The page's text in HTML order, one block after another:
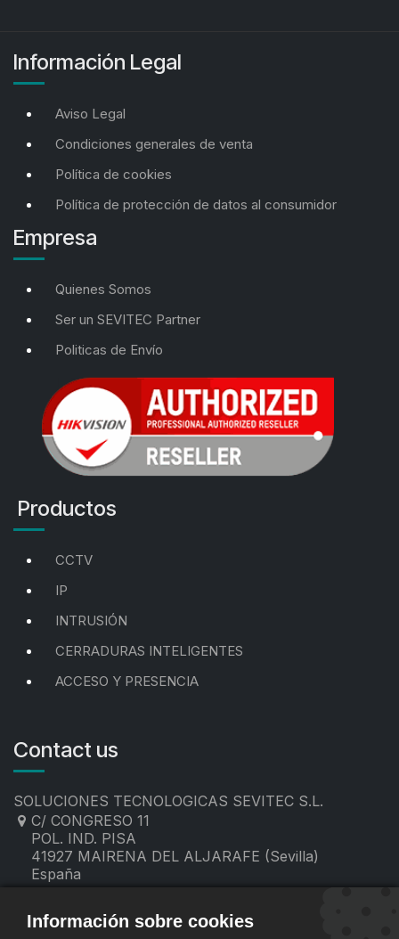
Información Legal
Aviso Legal
Condiciones generales de venta
Política de cookies
Política de protección de datos al consumidor
Empresa
Quienes Somos
Ser un SEVITEC Partner
Politicas de Envío
Productos
CCTV
IP
INTRUSIÓN
CERRADURAS INTELIGENTES
ACCESO Y PRESENCIA
Contact us
SOLUCIONES TECNOLOGICAS SEVITEC S.L.
C/ CONGRESO 11
POL. IND. PISA
41927 MAIRENA DEL ALJARAFE (Sevilla)
España
contacto@sevitec.es
Información sobre cookies